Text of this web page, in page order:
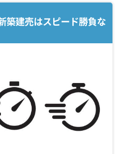
築建売はスピード勝負な